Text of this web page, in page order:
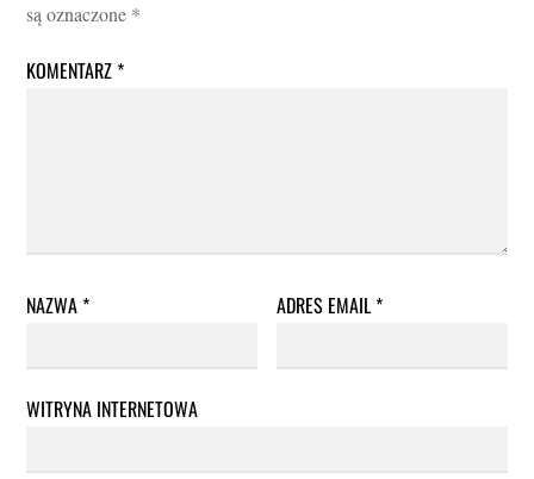
są oznaczone *
KOMENTARZ*
NAZWA* ADRES EMAIL*
WITRYNA INTERNETOWA